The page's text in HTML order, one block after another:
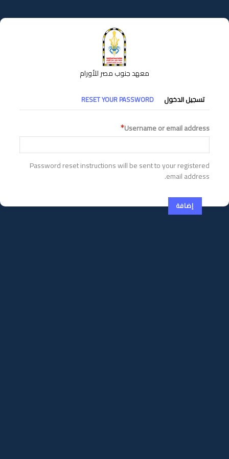
إلى
المحتوى
معهد جنوب مصر للأورام
التبويبات
الأساسية
تسجيل الدخول RESET YOUR PASSWORD
Username or email address
Password reset instructions will be sent to your registered
email address.